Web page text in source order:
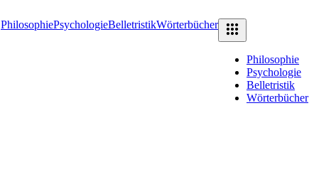
PhilosophiePsychologieBelletristikWörterbücher
Philosophie
Psychologie
Belletristik
Wörterbücher